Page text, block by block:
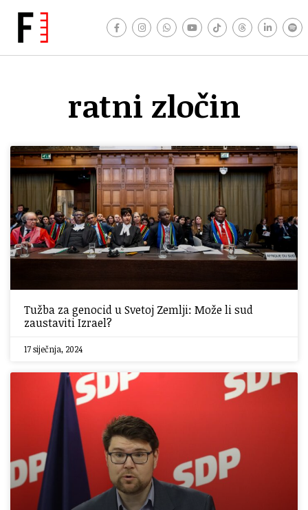
ratni zločin
Tužba za genocid u Svetoj Zemlji: Može li sud
zaustaviti Izrael?
17 siječnja, 2024